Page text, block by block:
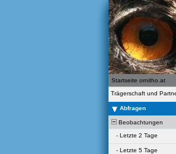
Startseite ornitho.at
Trägerschaft und
Abfragen
Beobachtungen
- Letzte 2 Tage
- Letzte 5 Tage